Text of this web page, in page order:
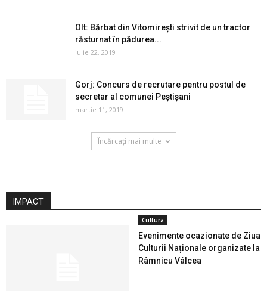
Olt: Bărbat din Vitomirești strivit de un tractor
răsturnat în pădurea...
iulie 22, 2019
Gorj: Concurs de recrutare pentru postul de
secretar al comunei Peştişani
martie 11, 2019
Încărcați mai multe
IMPACT
Cultura
Evenimente ocazionate de Ziua
Culturii Naționale organizate la
Râmnicu Vâlcea